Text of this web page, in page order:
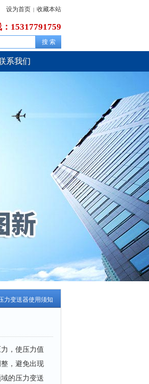
设为首页 | 收藏本站
15317791759
系我们
力变送器使用须知
，使压力值
，避免出现
的压力变送